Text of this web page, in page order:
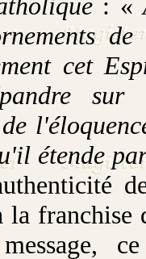
cet
sur
étende
la franchise